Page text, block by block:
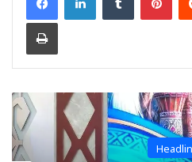
Print